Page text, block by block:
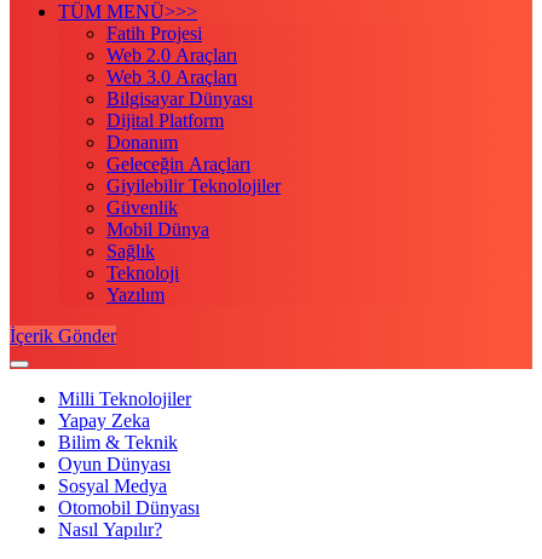
TÜM MENÜ>>>
Fatih Projesi
Web 2.0 Araçları
Web 3.0 Araçları
Bilgisayar Dünyası
Dijital Platform
Donanım
Geleceğin Araçları
Giyilebilir Teknolojiler
Güvenlik
Mobil Dünya
Sağlık
Teknoloji
Yazılım
İçerik Gönder
Milli Teknolojiler
Yapay Zeka
Bilim & Teknik
Oyun Dünyası
Sosyal Medya
Otomobil Dünyası
Nasıl Yapılır?